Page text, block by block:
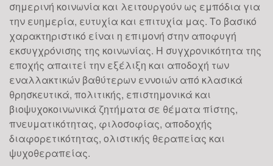
σημερινή κοινωνία και λειτουργούν ως εμπόδια για
την ευημερία, ευτυχία και επιτυχία μας. Το βασικό
χαρακτηριστικό είναι η επιμονή στην αποφυγή
εκσυγχρόνισης της κοινωνίας. Η συγχρονικότητα της
εποχής απαιτεί την εξέλιξη και αποδοχή των
εναλλακτικών βαθύτερων εννοιών από κλασικά
θρησκευτικά, πολιτικής, επιστημονικά και
βιοψυχοκοινωνικά ζητήματα σε θέματα πίστης,
πνευματικότητας, φιλοσοφίας, αποδοχής
διαφορετικότητας, ολιστικής θεραπείας και
ψυχοθεραπείας.